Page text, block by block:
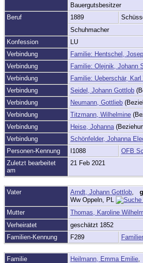
Bauergutsbesitzer
Beruf
1889
Schuhmacher
Konfession
LU
Verbindung
Familie: Hentschel,
Verbindung
Familie: Olejnik, Johann
Verbindung
Familie: Ueberschär,
Verbindung
Seidel, Johann Gottlob
Verbindung
Neumann, Gottlieb
Verbindung
Titzmann, Wilhelmine
Verbindung
Heise, Johanna
Verbindung
Schönfelder, Johanna
Personen-Kennung
I1088
OFB
Zuletzt bearbeitet
am
21 Feb 2021
Vater Arndt, Johann Gottlob
Ww Oppeln, PL
Mutter
Thomas, Karoline
Verheiratet
geschätzt 1852
Familien-Kennung
F289
Familie Heilmann, Emma Emilie